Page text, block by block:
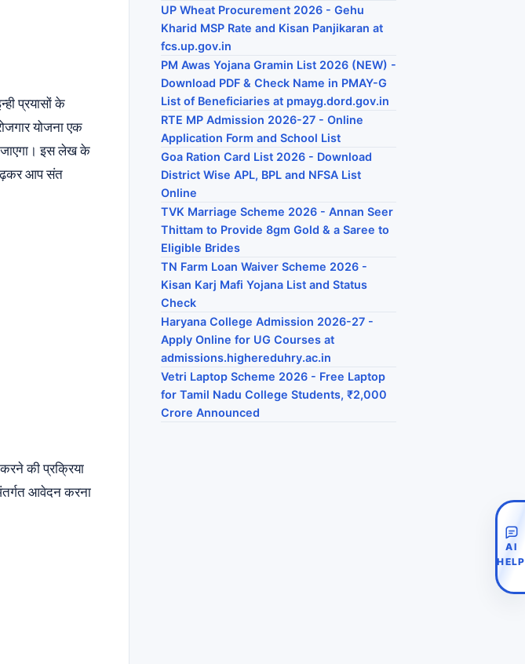
प्रयासों के
योजना एक
जाएगा। इस लेख के
आप संत
की प्रक्रिया
आवेदन करना
UP Wheat Procurement 2026 - Gehu
Kharid MSP Rate and Kisan Panjikaran at
fcs.up.gov.in
PM Awas Yojana Gramin List 2026 (NEW) -
Download PDF & Check Name in PMAY-G
List of Beneficiaries at pmayg.dord.gov.in
RTE MP Admission 2026-27 - Online
Application Form and School List
Goa Ration Card List 2026 - Download
District Wise APL, BPL and NFSA List
Online
TVK Marriage Scheme 2026 - Annan Seer
Thittam to Provide 8gm Gold & a Saree to
Eligible Brides
TN Farm Loan Waiver Scheme 2026 -
Kisan Karj Mafi Yojana List and Status
Check
Haryana College Admission 2026-27 -
Apply Online for UG Courses at
admissions.highereduhry.ac.in
Vetri Laptop Scheme 2026 - Free Laptop
for Tamil Nadu College Students, ₹2,000
Crore Announced